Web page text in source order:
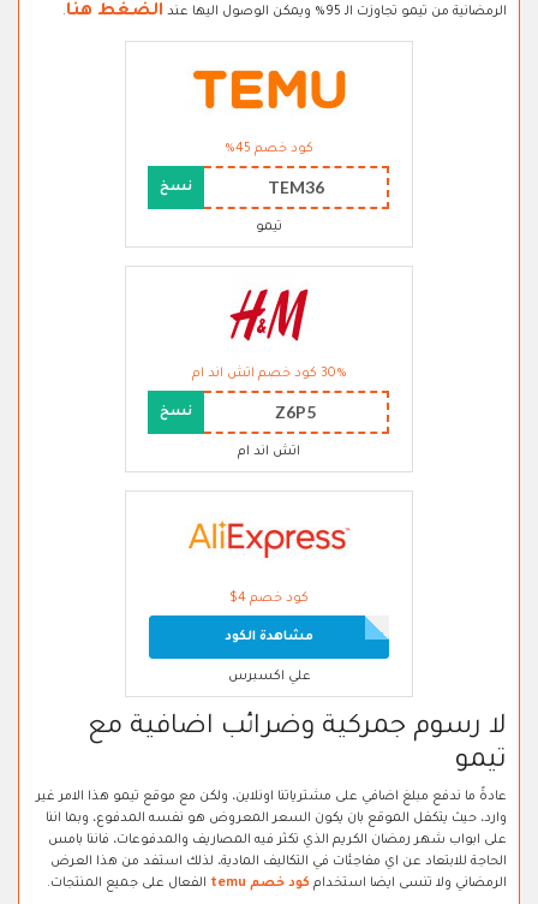
الرمضانية من تيمو تجاوزت الـ 95% ويمكن الوصول اليها عند الضغط هنا.
كود خصم 45%
TEM36 نسخ
تيمو
30% كود خصم اتش اند ام
Z6P5 نسخ
اتش اند ام
كود خصم 4$
مشاهدة الكود
علي اكسبرس
لا رسوم جمركية وضرائب اضافية مع
تيمو
عادةً ما ندفع مبلغ اضافي على مشترياتنا اونلاين، ولكن مع موقع تيمو هذا الامر غير
وارد، حيث يتكفل الموقع بان يكون السعر المعروض هو نفسه المدفوع، وبما اننا
على ابواب شهر رمضان الكريم الذي تكثر فيه المصاريف والمدفوعات، فاننا بامس
الحاجة للابتعاد عن اي مفاجئات في التكاليف المادية، لذلك استفد من هذا العرض
الرمضاني ولا تنسى ايضا استخدام كود خصم temu الفعال على جميع المنتجات.